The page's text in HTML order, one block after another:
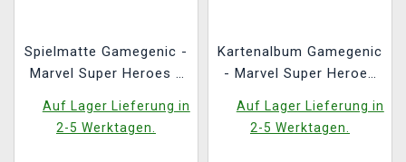
Spielmatte Gamegenic -
Marvel Super Heroes -
Auf Lager Lieferung in
2-5 Werktagen.
Kartenalbum Gamegenic
- Marvel Super Heroes
Four
Auf Lager Lieferung in
2-5 Werktagen.